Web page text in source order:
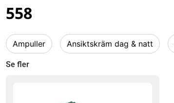
558
Ampuller Ansiktskräm dag & natt
Se fler